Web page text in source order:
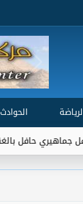
الحوادث
بالغناء والتفاعل